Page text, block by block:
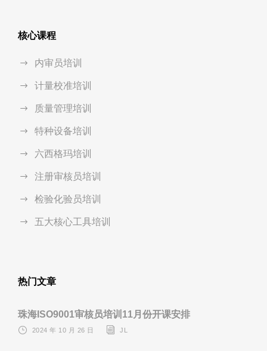
核心课程
内审员培训
计量校准培训
质量管理培训
特种设备培训
六西格玛培训
注册审核员培训
检验化验员培训
五大核心工具培训
热门文章
珠海ISO9001审核员培训11月份开课安排
2024 年 10 月 26 日 JL